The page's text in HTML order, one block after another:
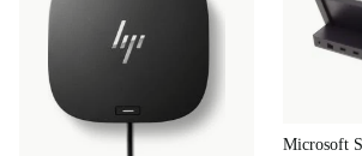
Microsoft